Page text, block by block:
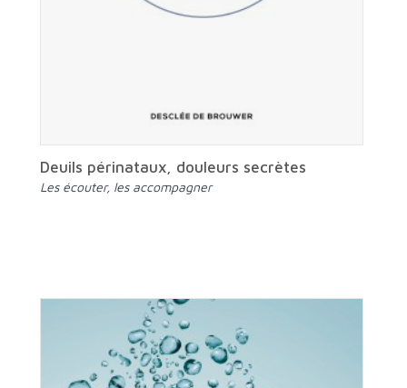
Deuils périnataux, douleurs secrètes
Les écouter, les accompagner